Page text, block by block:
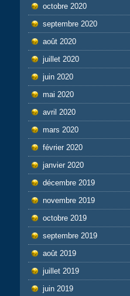
octobre 2020
septembre 2020
août 2020
juillet 2020
juin 2020
mai 2020
avril 2020
mars 2020
février 2020
janvier 2020
décembre 2019
novembre 2019
octobre 2019
septembre 2019
août 2019
juillet 2019
juin 2019